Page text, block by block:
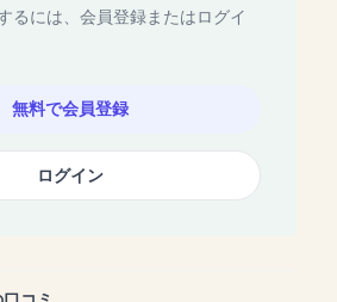
るには、会員登録またはログイ
無料で会員登録
ログイン